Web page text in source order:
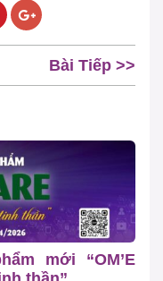
Bài Tiếp >>
mới “OM’E